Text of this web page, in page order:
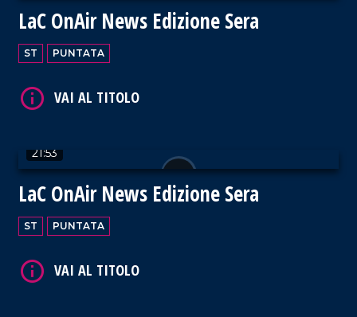
LaC OnAir News Edizione Sera
ST PUNTATA
21:53
LaC OnAir News Edizione Sera
ST PUNTATA
VAI AL TITOLO
VAI AL TITOLO